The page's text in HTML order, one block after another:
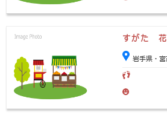
すがた 花
岩手県・